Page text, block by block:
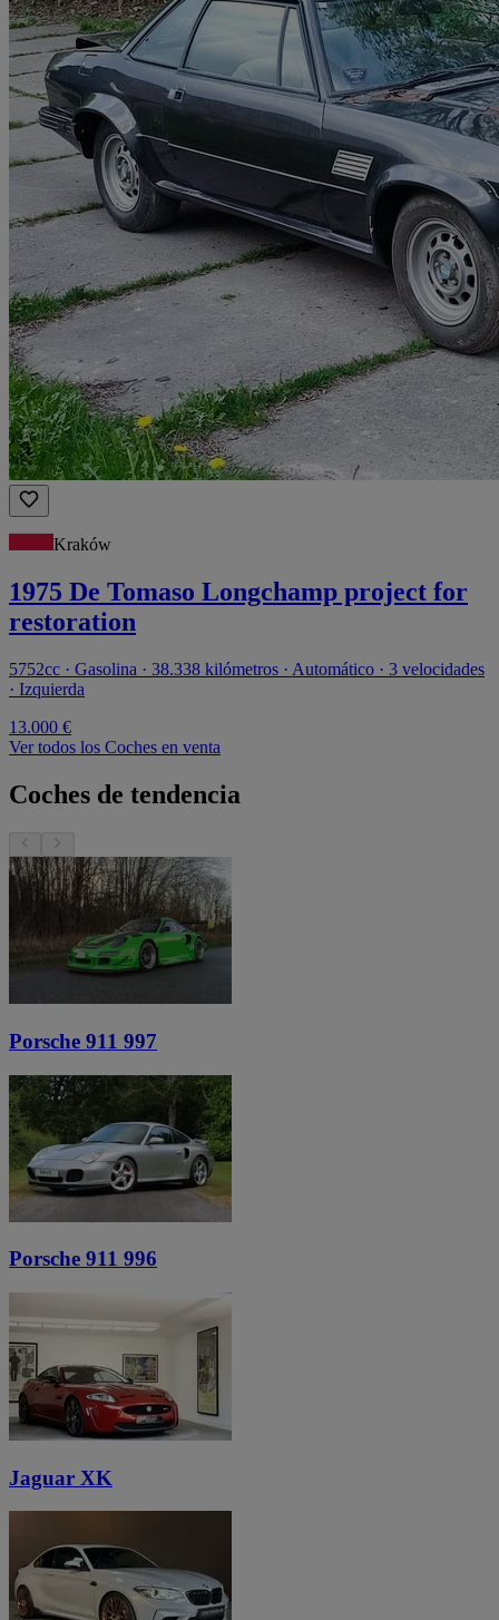
Kraków
1975 De Tomaso Longchamp project for
restoration
5752cc · Gasolina · 38.338 kilómetros · Automático · 3 velocidades
· Izquierda
13.000 €
Ver todos los Coches en venta
Coches de tendencia
Porsche 911 997
Porsche 911 996
Jaguar XK